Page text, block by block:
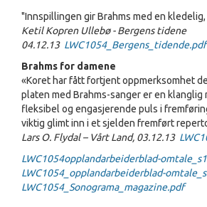
"Innspillingen gir Brahms med en
Ketil Kopren Ullebø - Bergens tidene
04.12.13 LWC1054_Bergens_tidende.pdf
Brahms for damene
«Koret har fått fortjent oppmerksomhet
platen med Brahms-sanger er en klanglig
fleksibel og engasjerende puls i
viktig glimt inn i et sjelden fremført
Lars O. Flydal – Vårt Land, 03.12.13
LWC1054opplandarbeiderblad-
LWC1054_opplandarbeiderblad-
LWC1054_Sonograma_magazine.pdf